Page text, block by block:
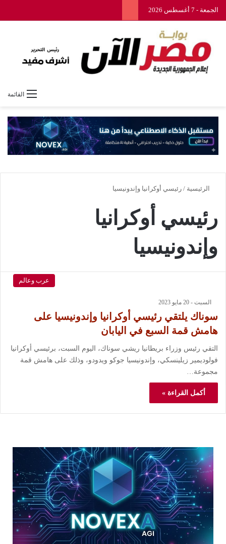
الجمعة - 7 أغسطس 2026
القائمة
الرئيسية / رئيسي أوكرانيا وإندونيسيا
رئيسي أوكرانيا
وإندونيسيا
عرب وعالم
السبت - 20 مايو 2023
سوناك يلتقي رئيسي أوكرانيا وإندونيسيا على
هامش قمة السبع في اليابان
التقي رئيس وزراء بريطانيا ريشي سوناك، اليوم السبت، برئيسي أوكرانيا
فولوديمير زيلينسكي، وإندونيسيا جوكو ويدودو، وذلك على هامش قمة
مجموعة…
أكمل القراءة »